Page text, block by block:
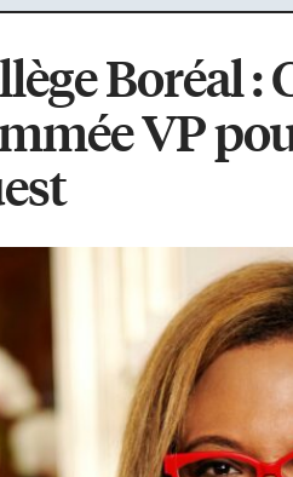
Boréal :
VP